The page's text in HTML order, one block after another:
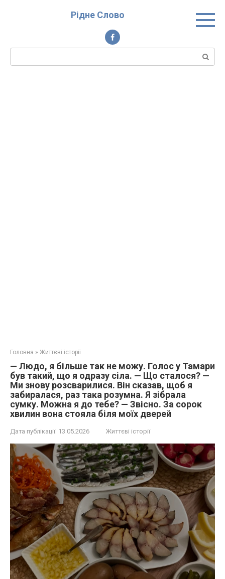
Рідне Слово
Пошук:
Головна » Життєві історії
— Людо, я більше так не можу. Голос у Тамари
був такий, що я одразу сіла. — Що сталося? —
Ми знову розсварилися. Він сказав, щоб я
забиралася, раз така розумна. Я зібрала
сумку. Можна я до тебе? — Звісно. За сорок
хвилин вона стояла біля моїх дверей
Дата публікації: 13.05.2026 Життєві історії